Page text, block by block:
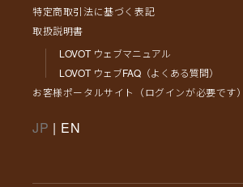
特定商取引法に基づく表記
取扱説明書
LOVOT ウェブマニュアル
LOVOT ウェブFAQ（よくある質問）
お客様ポータルサイト（ログインが必要です）
JP | EN